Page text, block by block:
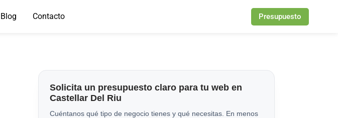
Blog Contacto Presupuesto
Solicita un presupuesto claro para tu web en
Castellar Del Riu
Cuéntanos qué tipo de negocio tienes y qué necesitas. En menos